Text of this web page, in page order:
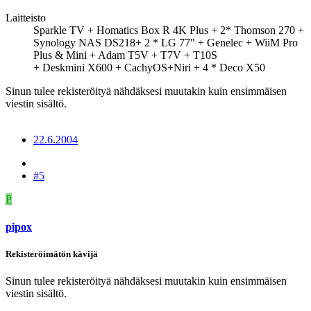
Laitteisto
Sparkle TV + Homatics Box R 4K Plus + 2* Thomson 270 +
Synology NAS DS218+ 2 * LG 77" + Genelec + WiiM Pro
Plus & Mini + Adam T5V + T7V + T10S
+ Deskmini X600 + CachyOS+Niri + 4 * Deco X50
Sinun tulee rekisteröityä nähdäksesi muutakin kuin ensimmäisen
viestin sisältö.
22.6.2004
#5
P
pipox
Rekisteröimätön kävijä
Sinun tulee rekisteröityä nähdäksesi muutakin kuin ensimmäisen
viestin sisältö.